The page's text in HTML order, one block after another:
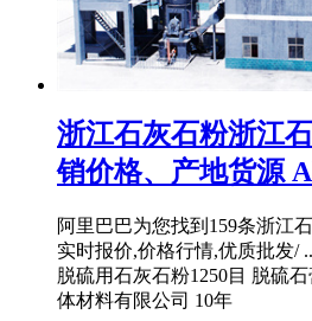
浙江石灰石粉浙江
销价格、产地货源
阿里巴巴为您找到159条浙江
实时报价,价格行情,优质批发/
脱硫用石灰石粉1250目 脱硫
体材料有限公司 10年